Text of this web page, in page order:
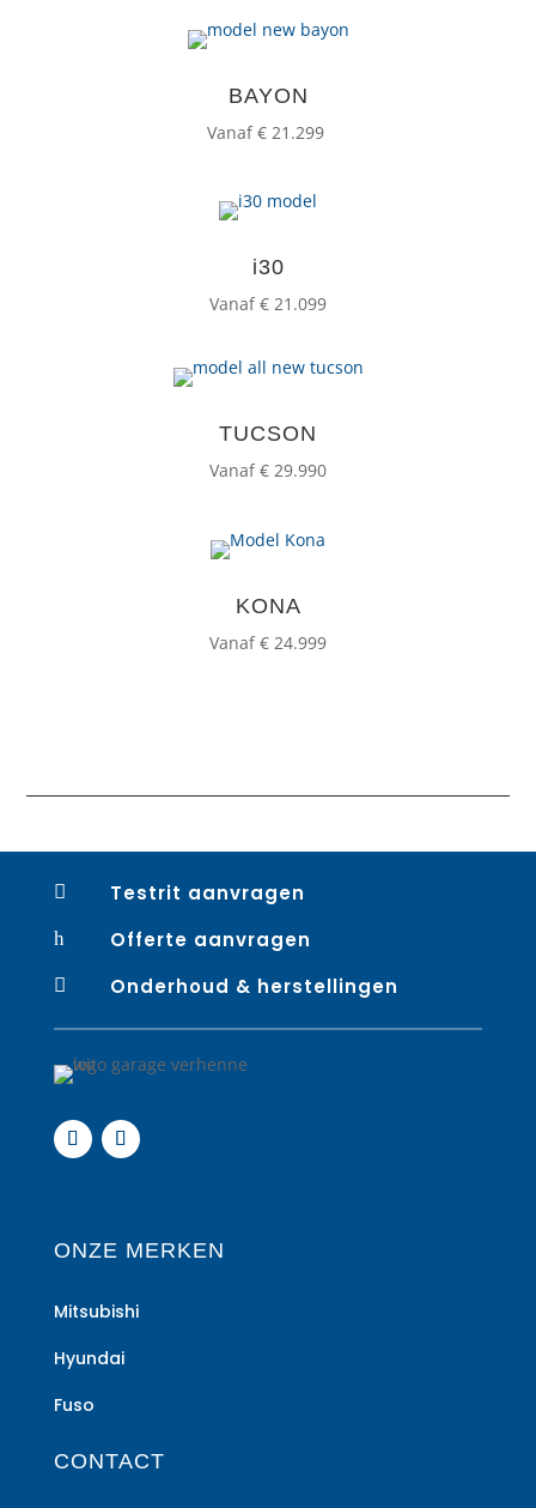
BAYON
Vanaf€ 21.299
i30
Vanaf € 21.099
TUCSON
Vanaf € 29.990
KONA
Vanaf € 24.999
 Testrit aanvragen
h Offerte aanvragen
 Onderhoud & herstellingen
ONZE MERKEN
Mitsubishi
Hyundai
Fuso
CONTACT